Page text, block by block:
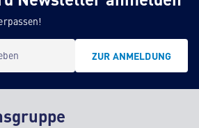
ZUR ANMELDUNG